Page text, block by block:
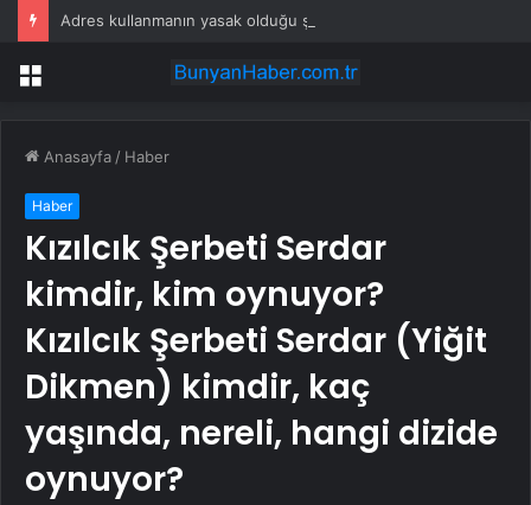
Menü
Anasayfa / Haber
Haber
Kızılcık Şerbeti Serdar
kimdir, kim oynuyor?
Kızılcık Şerbeti Serdar (Yiğit
Dikmen) kimdir, kaç
yaşında, nereli, hangi dizide
oynuyor?